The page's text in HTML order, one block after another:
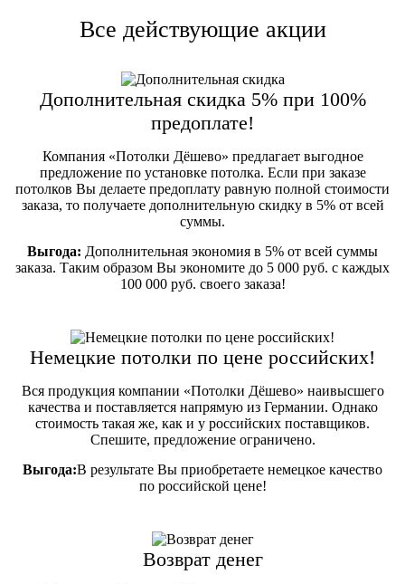
Все действующие акции
Дополнительная скидка 5% при 100%
предоплате!
Компания «Потолки Дёшево» предлагает выгодное
предложение по установке потолка. Если при заказе
потолков Вы делаете предоплату равную полной стоимости
заказа, то получаете дополнительную скидку в 5% от всей
суммы.
Выгода: Дополнительная экономия в 5% от всей суммы
заказа. Таким образом Вы экономите до 5 000 руб. с каждых
100 000 руб. своего заказа!
Немецкие потолки по цене российских!
Вся продукция компании «Потолки Дёшево» наивысшего
качества и поставляется напрямую из Германии. Однако
стоимость такая же, как и у российских поставщиков.
Спешите, предложение ограничено.
Выгода:В результате Вы приобретаете немецкое качество
по российской цене!
Возврат денег